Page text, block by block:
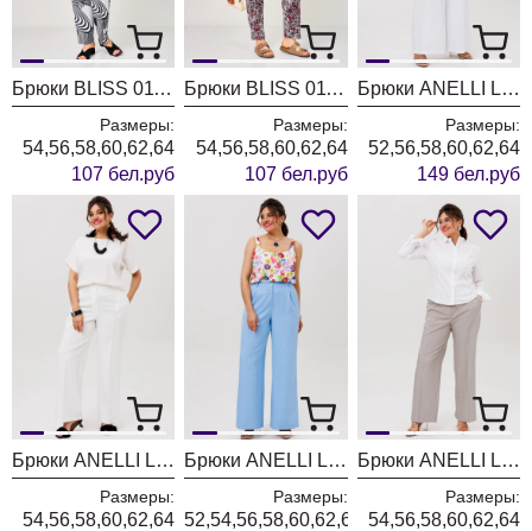
Брюки BLISS 0111 Синий Белый Ракушка
Размеры:
54,56,58,60,62,64
107 бел.руб
Брюки BLISS 0111 Белый Красный Черный Цветы
Размеры:
54,56,58,60,62,64
107 бел.руб
Брюки ANELLI LAUREL 1416.1 белый крэш
Размеры:
52,56,58,60,62,64
149 бел.руб
Брюки ANELLI LAUREL 1540-1 молочный пунш
Размеры:
54,56,58,60,62,64
Брюки ANELLI LAUREL 1702-1 голубая гортензия
Размеры:
52,54,56,58,60,62,64
Брюки ANELLI LAUREL 1540 перезвон ветра
Размеры:
54,56,58,60,62,64